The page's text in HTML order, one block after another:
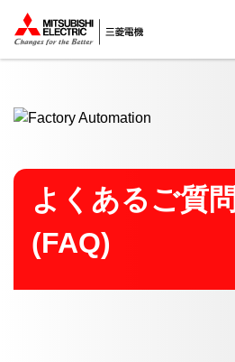
ここから本文
よくあるご質問
(FAQ)